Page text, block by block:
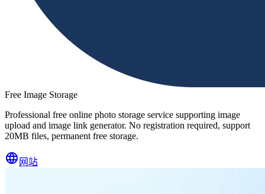
Free Image Storage
Professional free online photo storage service supporting image
upload and image link generator. No registration required, support
20MB files, permanent free storage.
网站